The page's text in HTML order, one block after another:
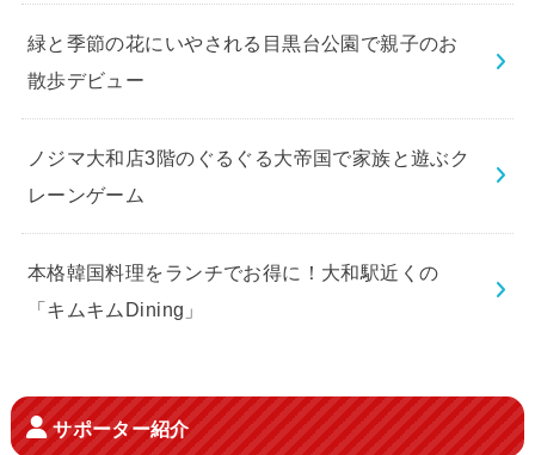
緑と季節の花にいやされる目黒台公園で親子のお
散歩デビュー
ノジマ大和店3階のぐるぐる大帝国で家族と遊ぶク
レーンゲーム
本格韓国料理をランチでお得に！大和駅近くの
「キムキムDining」
サポーター紹介